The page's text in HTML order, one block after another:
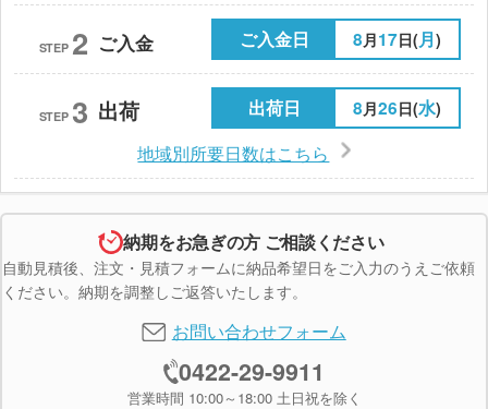
STEP 2 ご入金 ご入金日 8月17日(月)
STEP 3 出荷 出荷日 8月26日(水)
地域別所要日数はこちら
納期をお急ぎの方 ご相談ください
自動見積後、注文・見積フォームに納品希望日をご入力のうえご依頼
ください。納期を調整しご返答いたします。
お問い合わせフォーム
0422-29-9911
営業時間 10:00～18:00 土日祝を除く